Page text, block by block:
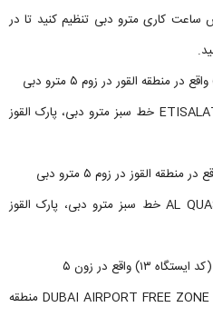
کاری مترو دبی تنظیم کنید تا در
مهم‌ترین اماکن نزدیک ایستگاه مترو ETISALAT خط سبز مترو دبی، پارک القوز
مهم‌ترین اماکن نزدیک ایستگاه AL QUASAIS خط سبز مترو دبی، پارک القوز
واقع در زون ۵
مهم‌ترین مکان نزدیک به ایستگاه مترو DUBAI AIRPORT FREE ZONE منطقه